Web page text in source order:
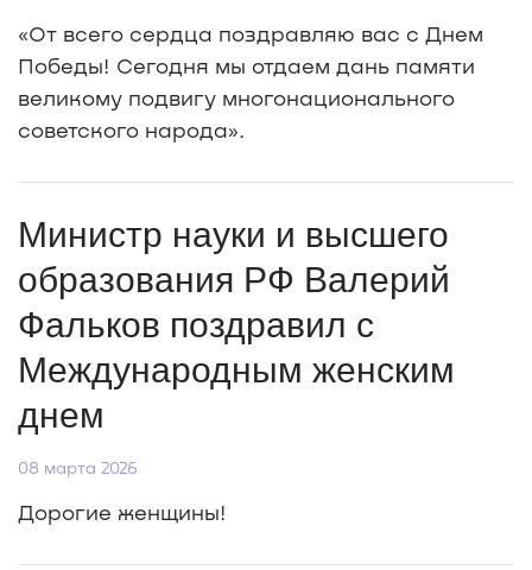
«От всего сердца поздравляю вас c Днем
Победы! Сегодня мы отдаем дань памяти
великому подвигу многонационального
советского народа».
Министр науки и высшего
образования РФ Валерий
Фальков поздравил с
Международным женским
днем
08 марта 2026
Дорогие женщины!